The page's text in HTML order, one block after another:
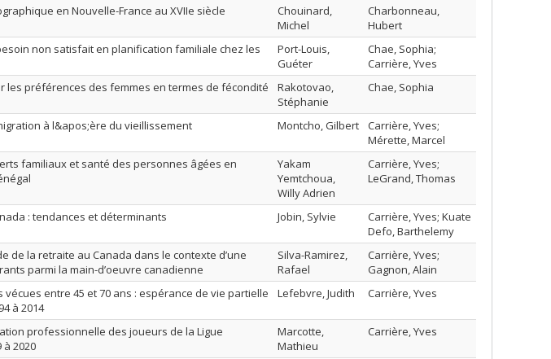
en Nouvelle-France au XVIIe siècle
Chouinard,
Michel
Charbonneau,
Hubert
non satisfait en planification familiale chez les
Port-Louis,
Guéter
Chae, Sophia;
Carrière, Yves
les préférences des femmes en termes de fécondité
Rakotovao,
Stéphanie
Chae, Sophia
à l&apos;ère du vieillissement
Montcho, Gilbert
Carrière, Yves;
Mérette, Marcel
familiaux et santé des personnes âgées en
Yakam
Yemtchoua,
Willy Adrien
Carrière, Yves;
LeGrand, Thomas
: tendances et déterminants Jobin, Sylvie
Carrière, Yves; Kuate
Defo, Barthelemy
de la retraite au Canada dans le contexte d’une
parmi la main-d’oeuvre canadienne
Silva-Ramirez,
Rafael
Carrière, Yves;
Gagnon, Alain
entre 45 et 70 ans : espérance de vie partielle
à 2014
Lefebvre, Judith Carrière, Yves
professionnelle des joueurs de la Ligue
à 2020
Marcotte,
Mathieu
Carrière, Yves